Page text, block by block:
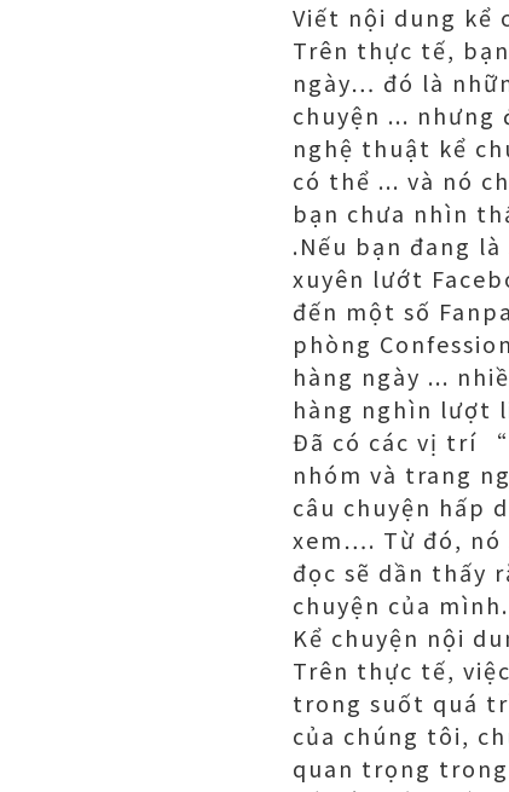
Viết nội dung kể
Trên thực tế,
ngày… đó là
chuyện ...
nghệ thuật kể
có thể ... và nó
bạn chưa nhìn
.Nếu bạn đang
xuyên lướt
đến một số
phòng
hàng ngày ...
hàng nghìn lượt
Đã có các vị trí
nhóm và trang
câu chuyện hấp
xem…. Từ đó, nó
đọc sẽ dần thấy
chuyện của mình.
Kể chuyện nội
Trên thực tế,
trong suốt quá
của chúng tôi,
quan trọng trong